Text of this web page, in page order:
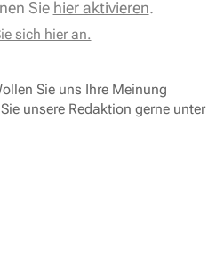
Sie hier aktivieren.
sich hier an.
Sie uns Ihre Meinung
unsere Redaktion gerne unter